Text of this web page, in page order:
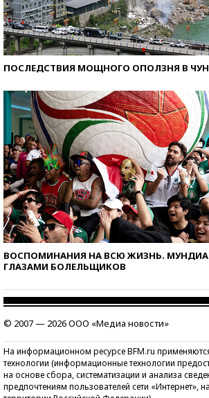
ПОСЛЕДСТВИЯ МОЩНОГО ОПОЛЗНЯ В
ВОСПОМИНАНИЯ НА ВСЮ ЖИЗНЬ.
ГЛАЗАМИ БОЛЕЛЬЩИКОВ
© 2007 — 2026 ООО «Медиа новости»
На информационном ресурсе BFM.ru
технологии (информационные технологии
на основе сбора, систематизации и анализа
предпочтениям пользователей сети «Интернет»,